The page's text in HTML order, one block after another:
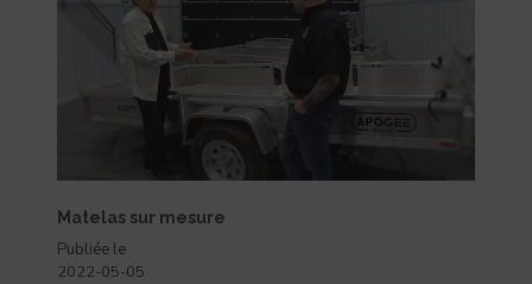
Matelas sur mesure
Publiée le
2022-05-05